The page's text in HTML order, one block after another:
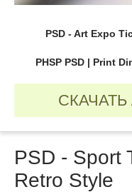
PSD - Art Expo
PHSP PSD | Print
PSD - Sport
Retro Style